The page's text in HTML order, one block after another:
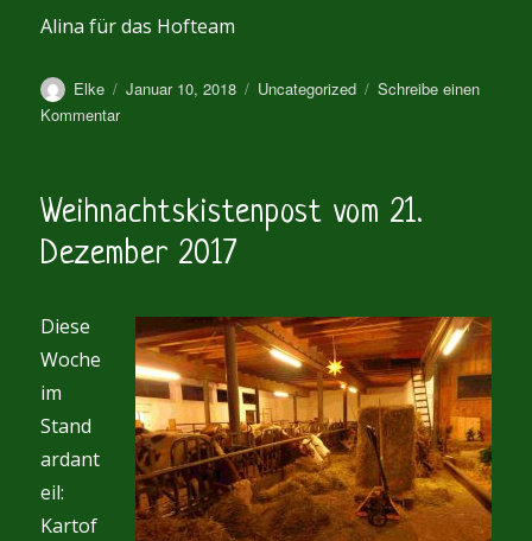
Alina für das Hofteam
Autor
Elke
Veröffentlicht
Januar 10, 2018 Kategorien
Uncategorized
Schreibe einen
Kommentarzu
Januar
2018
Weihnachtskistenpost vom 21.
Dezember 2017
Diese
Woche
im
Stand
ardant
eil:
Kartof